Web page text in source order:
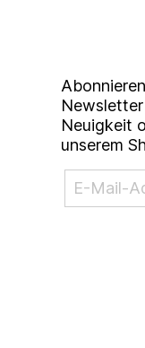
Neuigkeit
unserem